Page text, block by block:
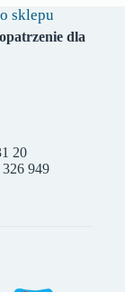
sklepu
dla
20
949